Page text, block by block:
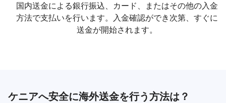
国内送金による銀行振込、カード、またはその他の入金
方法で支払いを行います。入金確認ができ次第、すぐに
送金が開始されます。
ケニアへ安全に海外送金を行う方法は？